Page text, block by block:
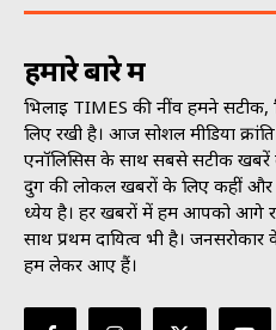
हमारे बारे में
भिलाई TIMES की नींव हमने
लिए रखी है। आज सोशल मीडिया
एनॉलिसिस के साथ सबसे सटीक खबरें
दुर्ग की लोकल खबरों के लिए कहीं और
ध्येय है। हर खबरों में हम आपको आगे
साथ प्रथम दायित्व भी है।
हम लेकर आए हैं।